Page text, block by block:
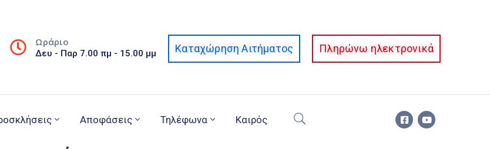
Ωράριο
Δευ - Παρ 7.00 πμ - 15.00 μμ Καταχώρηση Αιτήματος Πληρώνω ηλεκτρονικά
Αποφάσεις Τηλέφωνα Καιρός